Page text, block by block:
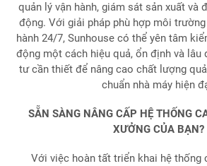
quản lý vận hành, giám sát sản xuất và
động. Với giải pháp phù hợp môi
hành 24/7, Sunhouse có thể yên tâm
động một cách hiệu quả, ổn định và lâu
tư cần thiết để nâng cao chất lượng
chuẩn nhà máy hiện
SẴN SÀNG NÂNG CẤP HỆ THỐNG
XƯỞNG CỦA BẠN?
Với việc hoàn tất triển khai hệ thống